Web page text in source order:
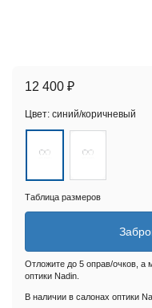
12 400 ₽
Цвет: синий/коричневый
Таблица размеров
Отложите до 5 оправ/очков, а
оптики Nadin.
В наличии в салонах оптики